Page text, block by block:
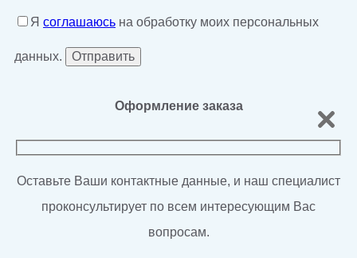
Я соглашаюсь на обработку моих персональных
данных.
Оформление заказа
Оставьте Ваши контактные данные, и наш специалист
проконсультирует по всем интересующим Вас
вопросам.